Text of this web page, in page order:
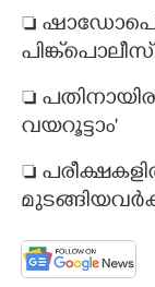
​​​​​​​
പിങ്ക്പൊലീസ്
​​​​​​​
വയറൂട്ടാം'
​​​​​​​